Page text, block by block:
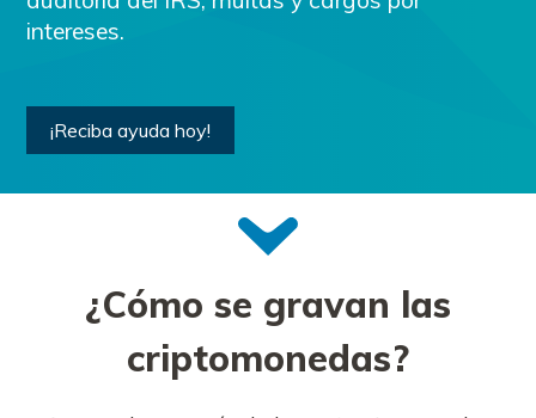
intereses.
¡Reciba ayuda hoy!
¿Cómo se gravan las
criptomonedas?